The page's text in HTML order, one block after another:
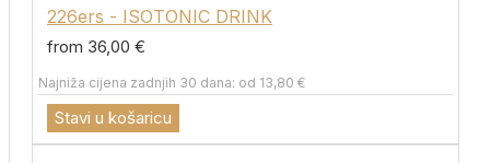
226ers - ISOTONIC DRINK
from 36,00 €
Najniža cijena zadnjih 30 dana: od 13,80 €
Stavi u košaricu